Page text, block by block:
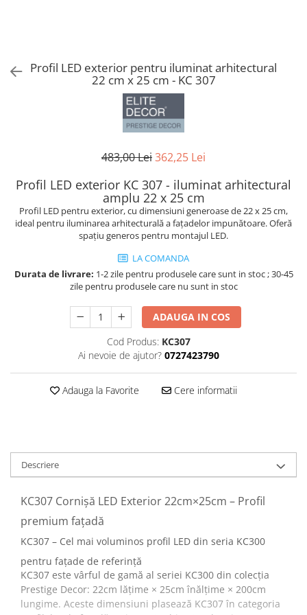
Profile decorative din polimer rigid
Brauri decorative din polimer rigid
Plinte decorative din polimer rigid
Profil LED exterior pentru iluminat arhitectural
22 cm x 25 cm - KC 307
483,00 Lei362,25 Lei
Profil LED exterior KC 307 - iluminat arhitectural
amplu 22 x 25 cm
Profil LED pentru exterior, cu dimensiuni generoase de 22 x 25 cm,
ideal pentru iluminarea arhitecturală a fațadelor impunătoare. Oferă
spațiu generos pentru montajul LED.
LA COMANDA
Durata de livrare: 1-2 zile pentru produsele care sunt in stoc ; 30-45
zile pentru produsele care nu sunt in stoc
ADAUGA IN COS
Cod Produs: KC307
Ai nevoie de ajutor? 0727423790
Adauga la Favorite Cere informatii
Descriere
KC307 Cornișă LED Exterior 22cm×25cm – Profil
premium fațadă
KC307 – Cel mai voluminos profil LED din seria KC300
pentru fațade de referință
KC307 este vârful de gamă al seriei KC300 din colecția
Prestige Decor: 22cm lățime × 25cm înălțime × 200cm
lungime. Aceste dimensiuni plasează KC307 în categoria